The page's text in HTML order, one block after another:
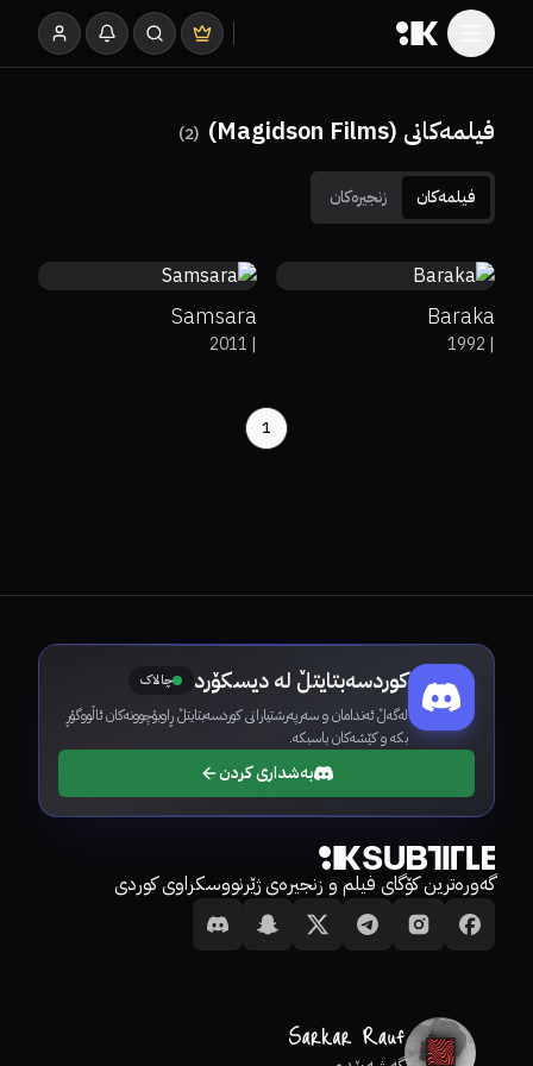
فیلمەکانی (Magidson Films) (
2
)
فیلمەکان زنجیرەکان 8.6
81%
Baraka
|
1992
Samsara
|
2011
1
کوردسەبتایتڵ لە دیسکۆرد چالاک
لەگەڵ ئەندامان و سەرپەرشتیارانی کوردسەبتایتڵ ڕاوبۆچوونەکان ئاڵووگۆڕ
بکە و کێشەکان باسبکە.
بەشداری کردن
گەورەترین کۆگای فیلم و زنجیرەی ژێرنووسکراوی کوردی